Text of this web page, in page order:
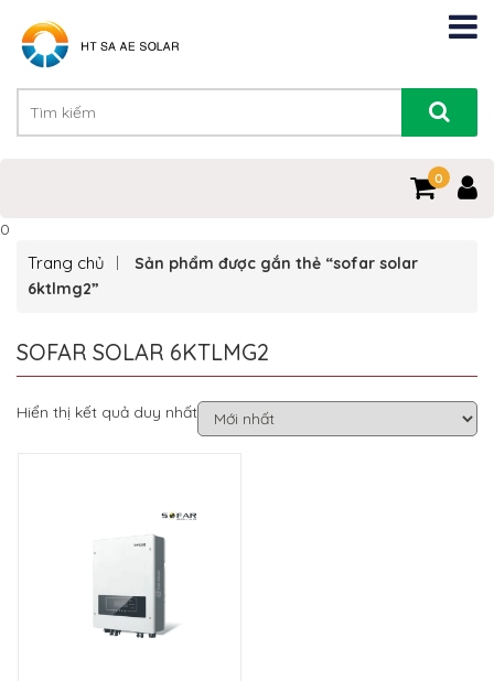
0
0
Trang chủ
Sản phẩm được gắn thẻ “sofar solar
6ktlmg2”
SOFAR SOLAR 6KTLMG2
Hiển thị kết quả duy nhất